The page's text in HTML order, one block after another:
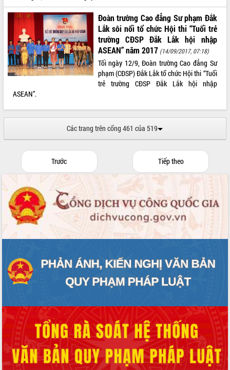
Đoàn trường Cao đẳng Sư phạm Đắk
Lắk sôi nổi tổ chức Hội thi “Tuổi trẻ
trường CĐSP Đắk Lắk hội nhập
ASEAN” năm 2017 (14/09/2017, 07:18)
Tối ngày 12/9, Đoàn trường Cao đẳng Sư
phạm (CĐSP) Đắk Lắk tổ chức Hội thi “Tuổi
trẻ trường CĐSP Đắk Lắk hội nhập
ASEAN”.
Các trang trên cổng 461 của 519
Trước Tiếp theo